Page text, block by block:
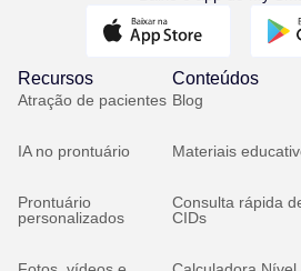
Recursos
Atração de pacientes
IA no prontuário
Prontuário
personalizados
Conteúdos
Blog
Materiais
Consulta rápida
CIDs